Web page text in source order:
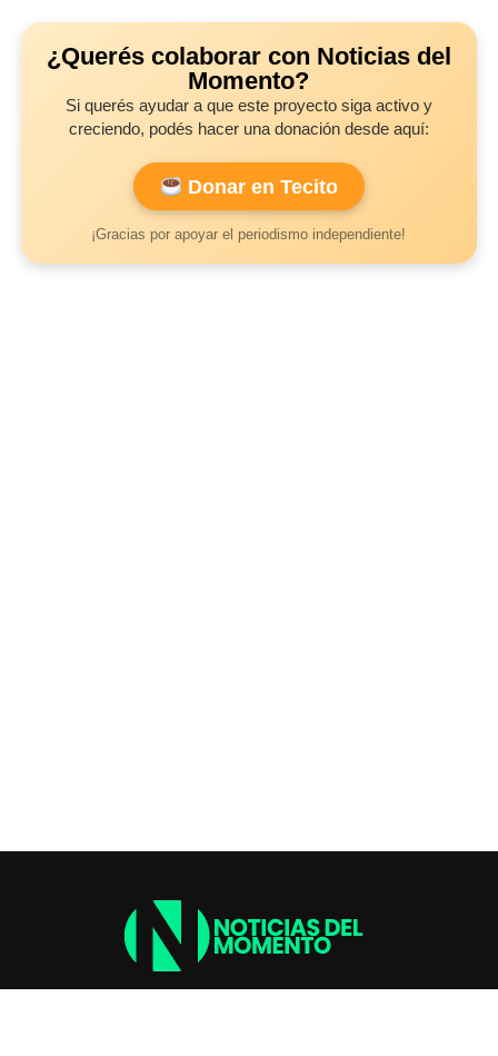
¿Querés colaborar con Noticias del
Momento?
Si querés ayudar a que este proyecto siga activo y
creciendo, podés hacer una donación desde aquí:
Donar en Tecito
¡Gracias por apoyar el periodismo independiente!